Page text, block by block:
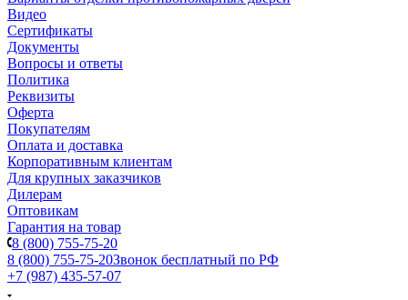
Видео
Сертификаты
Документы
Вопросы и ответы
Политика
Реквизиты
Оферта
Покупателям
Оплата и доставка
Корпоративным клиентам
Для крупных заказчиков
Дилерам
Оптовикам
Гарантия на товар
8 (800) 755-75-20
8 (800) 755-75-20Звонок бесплатный по РФ
+7 (987) 435-57-07